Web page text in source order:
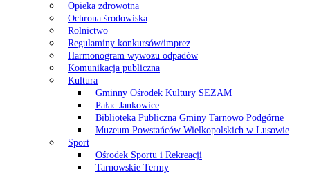
Opieka zdrowotna
Ochrona środowiska
Rolnictwo
Regulaminy konkursów/imprez
Harmonogram wywozu odpadów
Komunikacja publiczna
Kultura
Gminny Ośrodek Kultury SEZAM
Pałac Jankowice
Biblioteka Publiczna Gminy Tarnowo Podgórne
Muzeum Powstańców Wielkopolskich w Lusowie
Sport
Ośrodek Sportu i Rekreacji
Tarnowskie Termy